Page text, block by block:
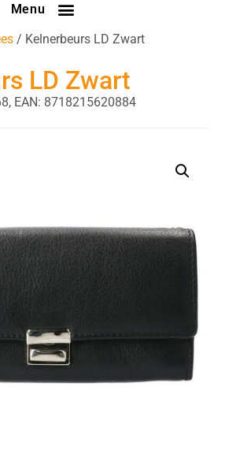
Menu
/ Kelnerbeurs LD Zwart
LD Zwart
EAN: 8718215620884